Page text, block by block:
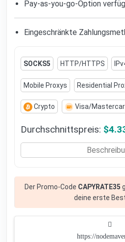
Pay-as-you-go-Option
Eingeschränkte
SOCKS5 HTTP/HTTPS
Mobile Proxys Residential
Crypto Visa/
Durchschnittspreis:
Der Promo-Code CAPYRATE35
deine erste
https://